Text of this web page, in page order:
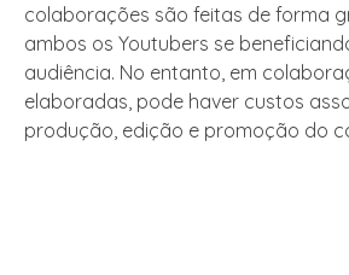
colaborações são feitas de forma
ambos os Youtubers se
audiência. No entanto, em
elaboradas, pode haver custos
produção, edição e promoção do